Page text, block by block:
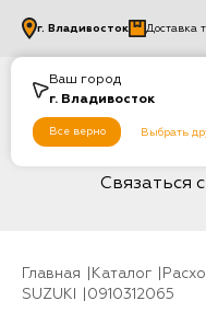
Ваш город
г. Владивосток
Все верно Выбрать
г. Владивосток Доставка
Связаться
Главная Каталог
SUZUKI
0910312065